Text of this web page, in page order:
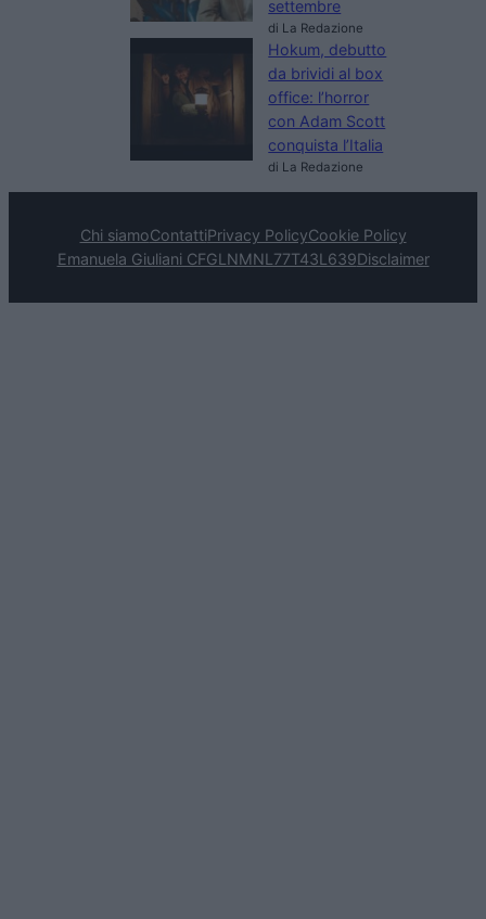
settembre
di La Redazione
Hokum, debutto
da brividi al box
office: l’horror
con Adam Scott
conquista l’Italia
di La Redazione
Chi siamoContattiPrivacy PolicyCookie Policy
Emanuela Giuliani CFGLNMNL77T43L639Disclaimer